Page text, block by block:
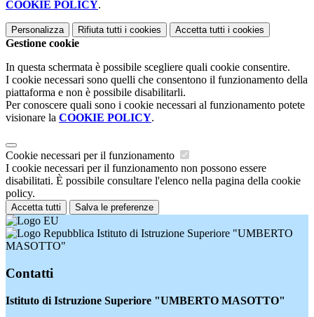
COOKIE POLICY.
Personalizza Rifiuta tutti i cookies Accetta tutti i cookies
Gestione cookie
In questa schermata è possibile scegliere quali cookie consentire.
I cookie necessari sono quelli che consentono il funzionamento della
piattaforma e non è possibile disabilitarli.
Per conoscere quali sono i cookie necessari al funzionamento potete
visionare la COOKIE POLICY.
Cookie necessari per il funzionamento
I cookie necessari per il funzionamento non possono essere
disabilitati. È possibile consultare l'elenco nella pagina della cookie
policy.
Accetta tutti Salva le preferenze
Istituto di Istruzione Superiore "UMBERTO
MASOTTO"
Contatti
Istituto di Istruzione Superiore "UMBERTO MASOTTO"